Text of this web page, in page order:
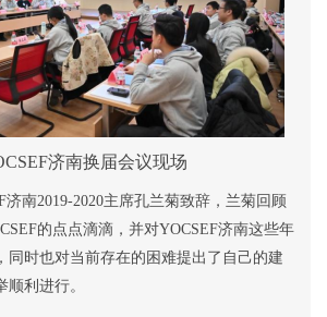
济南换届会议现场
济南2019-2020主席孔兰菊致辞，兰菊回顾
的点点滴滴，并对YOCSEF济南这些年
同时也对当前存在的困难提出了自己的建
利进行。